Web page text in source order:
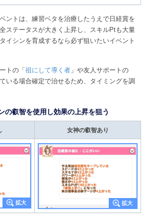
ントは、練習ベタを治療したうえで日経賞を
ステータスが大きく上昇し、スキルPtも大量
イシンを育成するなら必ず狙いたいイベント
トの「 祖にして導く者 」や友人サポートの
いる場合確定で治せるため、タイミングを調
の叡智を使用し効果の上昇を狙う
女神の叡智あり